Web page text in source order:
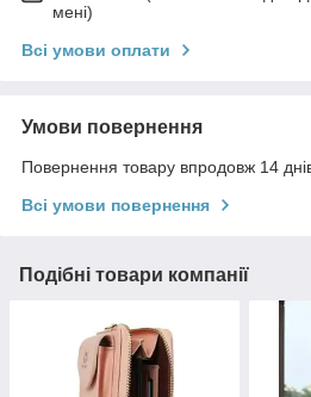
мені)
Всі умови оплати
Умови повернення
Повернення товару впродовж 14
Всі умови повернення
Подібні товари компанії